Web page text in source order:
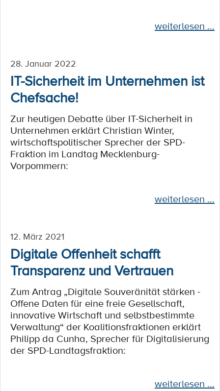
weiterlesen ...
28. Januar 2022
IT-Sicherheit im Unternehmen ist
Chefsache!
Zur heutigen Debatte über IT-Sicherheit in
Unternehmen erklärt Christian Winter,
wirtschaftspolitischer Sprecher der SPD-
Fraktion im Landtag Mecklenburg-
Vorpommern:
weiterlesen ...
12. März 2021
Digitale Offenheit schafft
Transparenz und Vertrauen
Zum Antrag „Digitale Souveränität stärken -
Offene Daten für eine freie Gesellschaft,
innovative Wirtschaft und selbstbestimmte
Verwaltung“ der Koalitionsfraktionen erklärt
Philipp da Cunha, Sprecher für Digitalisierung
der SPD-Landtagsfraktion:
weiterlesen ...